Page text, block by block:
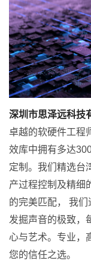
深圳市思泽远科技
卓越的软硬件工程
效库中拥有多达
定制。我们精选台
产过程控制及精细
的完美匹配， 我们
发掘声音的极致，
心与艺术。专业，
您的信任之选。